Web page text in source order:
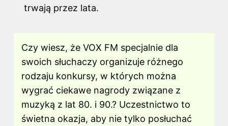
trwają przez lata.
Czy wiesz, że VOX FM specjalnie dla
swoich słuchaczy organizuje różnego
rodzaju konkursy, w których można
wygrać ciekawe nagrody związane z
muzyką z lat 80. i 90.? Uczestnictwo to
świetna okazja, aby nie tylko posłuchać